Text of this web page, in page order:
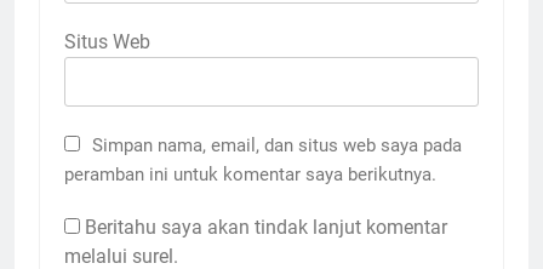
Situs Web
Simpan nama, email, dan situs web saya pada
peramban ini untuk komentar saya berikutnya.
Beritahu saya akan tindak lanjut komentar
melalui surel.